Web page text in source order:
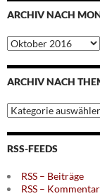
ARCHIV NACH
Archiv
nach
Monaten
ARCHIV NACH
Archiv
nach
Themen
RSS-FEEDS
RSS – Beiträge
RSS –